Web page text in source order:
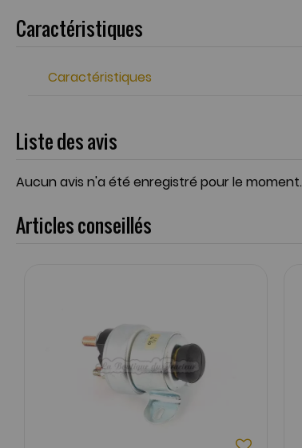
Caractéristiques
Caractéristiques
Liste des avis
Aucun avis n'a été enregistré pour le moment.
Articles conseillés